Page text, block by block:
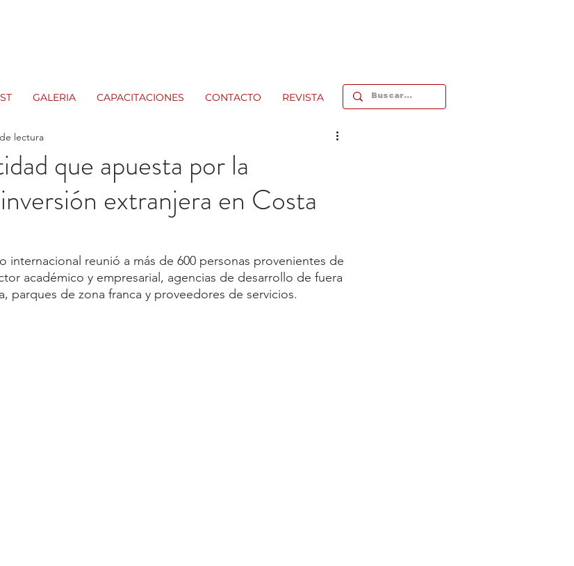
GALERIA CAPACITACIONES CONTACTO REVISTA
que apuesta por la
extranjera en Costa
lectura
internacional reunió a más de 600 personas provenientes de
académico y empresarial, agencias de desarrollo de fuera
parques de zona franca y proveedores de servicios.